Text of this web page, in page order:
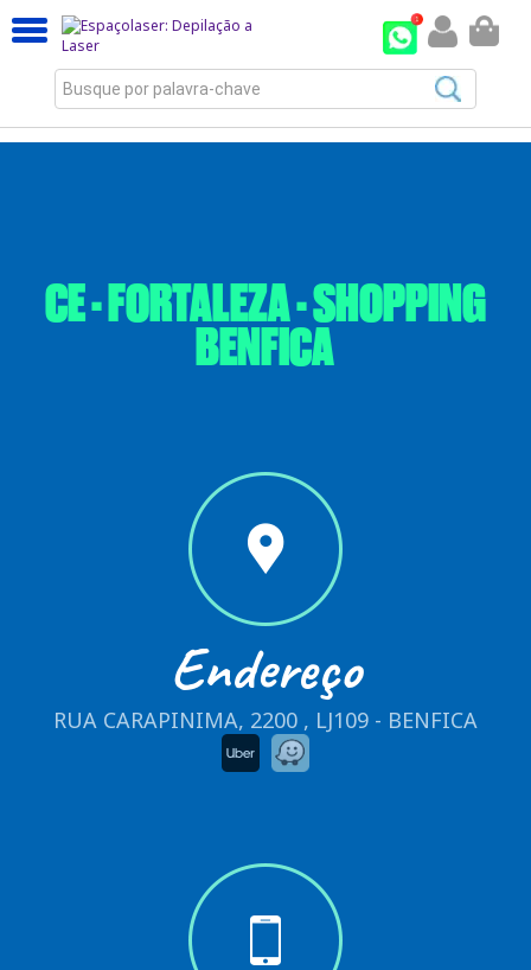
Busque por palavra-chave
CE - FORTALEZA - SHOPPING
BENFICA
Endereço
RUA CARAPINIMA, 2200 , LJ109 - BENFICA